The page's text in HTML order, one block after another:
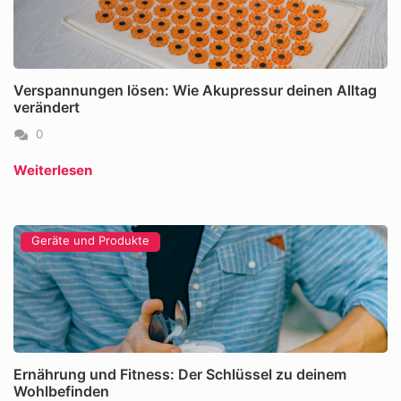
Verspannungen lösen: Wie Akupressur deinen Alltag
verändert
0
Weiterlesen
Geräte und Produkte
Ernährung und Fitness: Der Schlüssel zu deinem
Wohlbefinden